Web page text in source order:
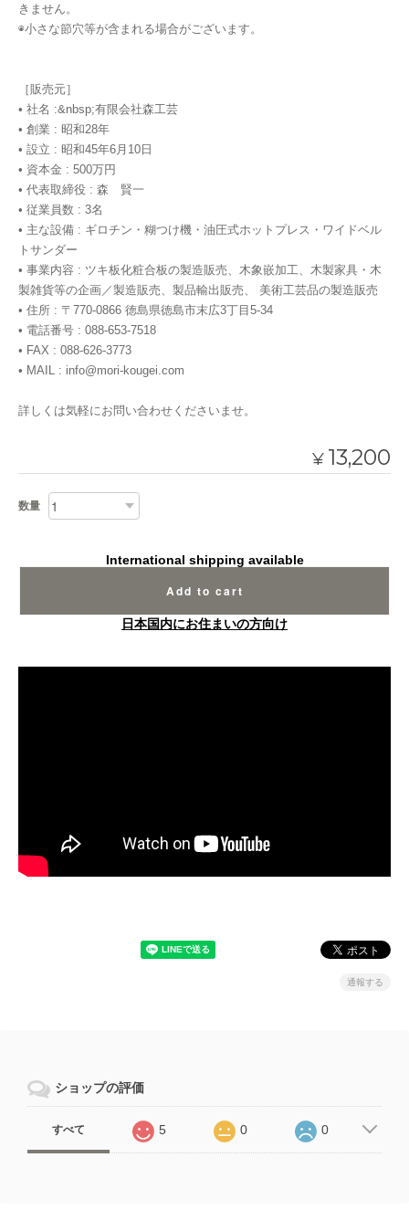
きません。
◉小さな節穴等が含まれる場合がございます。
［販売元］
• 社名 :&nbsp;有限会社森工芸
• 創業 : 昭和28年
• 設立 : 昭和45年6月10日
• 資本金 : 500万円
• 代表取締役 : 森 賢一
• 従業員数 : 3名
• 主な設備 : ギロチン・糊つけ機・油圧式ホットプレス・ワイドベル
トサンダー
• 事業内容 : ツキ板化粧合板の製造販売、木象嵌加工、木製家具・木
製雑貨等の企画／製造販売、製品輸出販売、 美術工芸品の製造販売
• 住所 : 〒770-0866 徳島県徳島市末広3丁目5-34
• 電話番号 : 088-653-7518
• FAX : 088-626-3773
• MAIL : info@mori-kougei.com
詳しくは気軽にお問い合わせくださいませ。
¥ 13,200
数量
International shipping available
Add to cart
日本国内にお住まいの方向け
通報する
ショップの評価
すべて 5 0 0